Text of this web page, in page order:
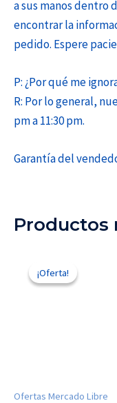
a sus manos dentro
encontrar la
pedido. Espere
P: ¿Por qué me
R: Por lo general,
pm a 11:30 pm.
Garantía del
Productos
¡Oferta!
¡Oferta!
Ofertas Mercado Libre
original